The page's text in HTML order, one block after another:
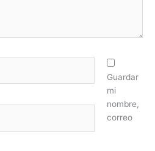
Guardar
mi
nombre,
correo